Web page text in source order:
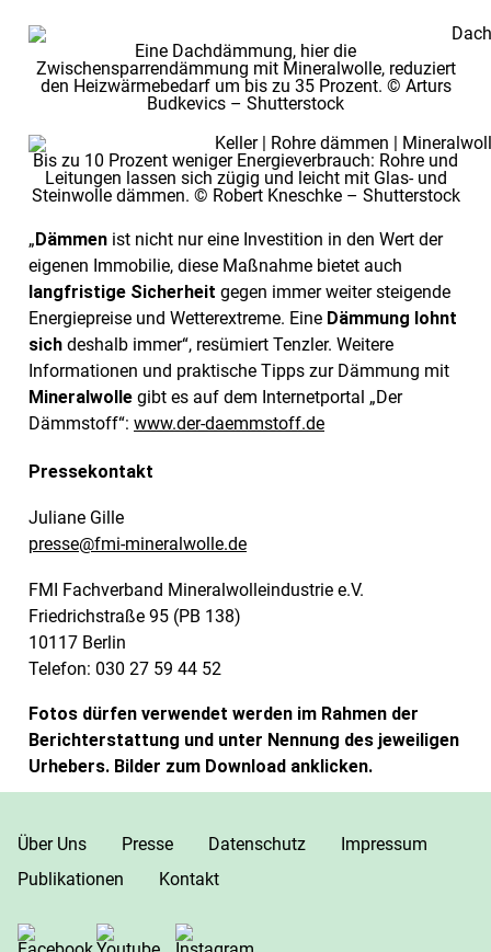
Eine Dachdämmung, hier die
Zwischensparrendämmung mit Mineralwolle, reduziert
den Heizwärmebedarf um bis zu 35 Prozent. © Arturs
Budkevics – Shutterstock
Bis zu 10 Prozent weniger Energieverbrauch: Rohre und
Leitungen lassen sich zügig und leicht mit Glas- und
Steinwolle dämmen. © Robert Kneschke – Shutterstock
„ Dämmen ist nicht nur eine Investition in den Wert der
eigenen Immobilie, diese Maßnahme bietet auch
langfristige Sicherheit gegen immer weiter steigende
Energiepreise und Wetterextreme. Eine Dämmung lohnt
sich deshalb immer“, resümiert Tenzler. Weitere
Informationen und praktische Tipps zur Dämmung mit
Mineralwolle gibt es auf dem Internetportal „Der
Dämmstoff“: www.der-daemmstoff.de
Pressekontakt
Juliane Gille
presse@fmi-mineralwolle.de
FMI Fachverband Mineralwolleindustrie e.V.
Friedrichstraße 95 (PB 138)
10117 Berlin
Telefon: 030 27 59 44 52
Fotos dürfen verwendet werden im Rahmen der
Berichterstattung und unter Nennung des jeweiligen
Urhebers. Bilder zum Download anklicken.
Über Uns Presse Datenschutz
Impressum
Publikationen
Kontakt